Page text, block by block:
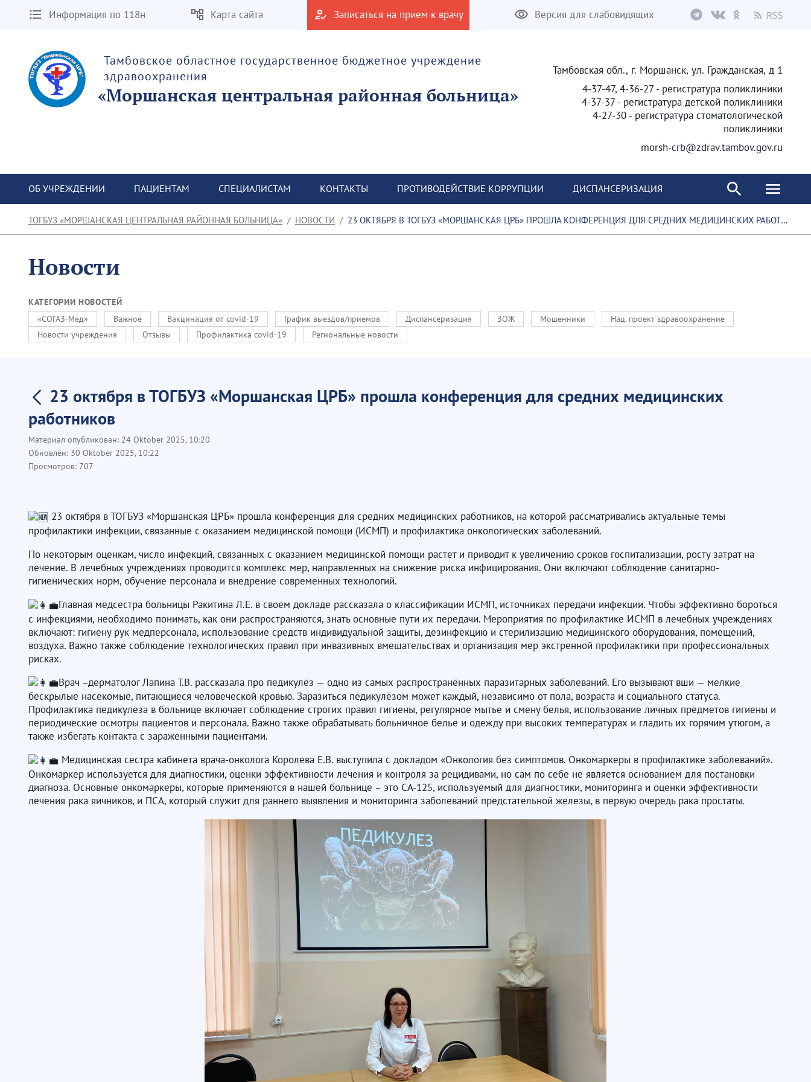
Информация по 118н Карта сайта Записаться на прием к врачу Версия для слабовидящих
Тамбовское областное государственное бюджетное учреждение
здравоохранения
«Моршанская центральная районная больница»
Тамбовская обл., г. Моршанск, ул. Гражданская, д 1
4-37-47, 4-36-27 - регистратура поликлиники
4-37-37 - регистратура детской поликлиники
4-27-30 - регистратура стоматологической
поликлиники
morsh-crb@zdrav.tambov.gov.ru
ОБ УЧРЕЖДЕНИИ ПАЦИЕНТАМ СПЕЦИАЛИСТАМ КОНТАКТЫ ПРОТИВОДЕЙСТВИЕ КОРРУПЦИИ ДИСПАНСЕРИЗАЦИЯ
ТОГБУЗ «МОРШАНСКАЯ ЦЕНТРАЛЬНАЯ РАЙОННАЯ БОЛЬНИЦА» НОВОСТИ 23 ОКТЯБРЯ В ТОГБУЗ «МОРШАНСКАЯ ЦРБ» ПРОШЛА КОНФЕРЕНЦИЯ ДЛЯ СРЕДНИХ МЕДИЦИНСКИХ РАБОТНИКОВ
Новости
КАТЕГОРИИ НОВОСТЕЙ
«СОГАЗ-Мед»
Важное Вакцинация от covid-19 График выездов/приемов Диспансеризация ЗОЖ Мошенники
Нац. проект здравоохранение
Новости учреждения
Отзывы Профилактика covid-19 Региональные новости
23 октября в ТОГБУЗ «Моршанская ЦРБ» прошла конференция для средних медицинских
работников
Материал опубликован: 24 Oktober 2025, 10:20
Обновлён: 30 Oktober 2025, 10:22
Просмотров: 707
23 октября в ТОГБУЗ «Моршанская ЦРБ» прошла конференция для средних медицинских работников, на которой рассматривались актуальные темы
профилактики инфекции, связанные с оказанием медицинской помощи (ИСМП) и профилактика онкологических заболеваний.
По некоторым оценкам, число инфекций, связанных с оказанием медицинской помощи растет и приводит к увеличению сроков госпитализации, росту затрат на
лечение. В лечебных учреждениях проводится комплекс мер, направленных на снижение риска инфицирования. Они включают соблюдение санитарно-
гигиенических норм, обучение персонала и внедрение современных технологий.
Главная медсестра больницы Ракитина Л.Е. в своем докладе рассказала о классификации ИСМП, источниках передачи инфекции. Чтобы эффективно бороться
с инфекциями, необходимо понимать, как они распространяются, знать основные пути их передачи. Мероприятия по профилактике ИСМП в лечебных учреждениях
включают: гигиену рук медперсонала, использование средств индивидуальной защиты, дезинфекцию и стерилизацию медицинского оборудования, помещений,
воздуха. Важно также соблюдение технологических правил при инвазивных вмешательствах и организация мер экстренной профилактики при профессиональных
рисках.
Врач –дерматолог Лапина Т.В. рассказала про педикулёз — одно из самых распространённых паразитарных заболеваний. Его вызывают вши — мелкие
бескрылые насекомые, питающиеся человеческой кровью. Заразиться педикулёзом может каждый, независимо от пола, возраста и социального статуса.
Профилактика педикулеза в больнице включает соблюдение строгих правил гигиены, регулярное мытье и смену белья, использование личных предметов гигиены и
периодические осмотры пациентов и персонала. Важно также обрабатывать больничное белье и одежду при высоких температурах и гладить их горячим утюгом, а
также избегать контакта с зараженными пациентами.
Медицинская сестра кабинета врача-онколога Королева Е.В. выступила с докладом «Онкология без симптомов. Онкомаркеры в профилактике заболеваний».
Онкомаркер используется для диагностики, оценки эффективности лечения и контроля за рецидивами, но сам по себе не является основанием для постановки
диагноза. Основные онкомаркеры, которые применяются в нашей больнице – это СА-125, используемый для диагностики, мониторинга и оценки эффективности
лечения рака яичников, и ПСА, который служит для раннего выявления и мониторинга заболеваний предстательной железы, в первую очередь рака простаты.